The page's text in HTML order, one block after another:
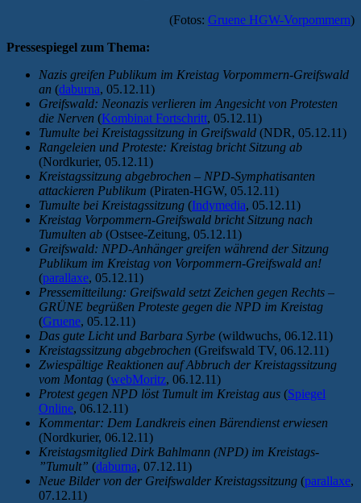
(Fotos: Gruene HGW-Vorpommern)
Pressespiegel zum Thema:
Nazis greifen Publikum im Kreistag Vorpommern-Greifswald
an (daburna, 05.12.11)
Greifswald: Neonazis verlieren im Angesicht von Protesten
die Nerven (Kombinat Fortschritt, 05.12.11)
Tumulte bei Kreistagssitzung in Greifswald (NDR, 05.12.11)
Rangeleien und Proteste: Kreistag bricht Sitzung ab
(Nordkurier, 05.12.11)
Kreistagssitzung abgebrochen – NPD-Symphatisanten
attackieren Publikum (Piraten-HGW, 05.12.11)
Tumulte bei Kreistagssitzung (Indymedia, 05.12.11)
Kreistag Vorpommern-Greifswald bricht Sitzung nach
Tumulten ab (Ostsee-Zeitung, 05.12.11)
Greifswald: NPD-Anhänger greifen während der Sitzung
Publikum im Kreistag von Vorpommern-Greifswald an!
(parallaxe, 05.12.11)
Pressemitteilung: Greifswald setzt Zeichen gegen Rechts –
GRÜNE begrüßen Proteste gegen die NPD im Kreistag
(Gruene, 05.12.11)
Das gute Licht und Barbara Syrbe (wildwuchs, 06.12.11)
Kreistagssitzung abgebrochen (Greifswald TV, 06.12.11)
Zwiespältige Reaktionen auf Abbruch der Kreistagssitzung
vom Montag (webMoritz, 06.12.11)
Protest gegen NPD löst Tumult im Kreistag aus (Spiegel
Online, 06.12.11)
Kommentar: Dem Landkreis einen Bärendienst erwiesen
(Nordkurier, 06.12.11)
Kreistagsmitglied Dirk Bahlmann (NPD) im Kreistags-
”Tumult” (daburna, 07.12.11)
Neue Bilder von der Greifswalder Kreistagssitzung (parallaxe,
07.12.11)